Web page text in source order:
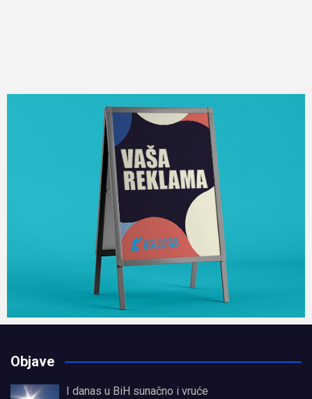
Objave
I danas u BiH sunačno i vruće